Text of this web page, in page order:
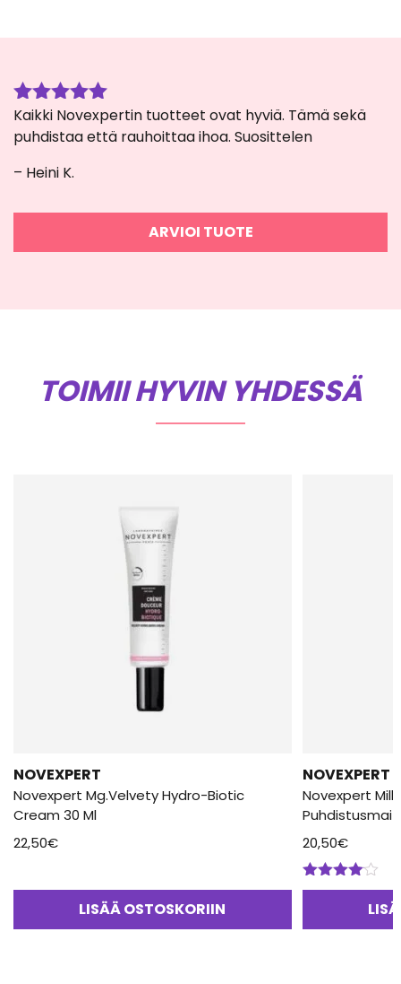
Arvostelu
tuotteesta:
Kaikki Novexpertin tuotteet ovat hyviä. Tämä sekä
puhdistaa että rauhoittaa ihoa. Suosittelen
– Heini K.
ARVIOI TUOTE
TOIMII HYVIN YHDESSÄ
NOVEXPERT
Novexpert Mg.Velvety Hydro-Biotic
Cream 30 Ml
22,50€
LISÄÄ OSTOSKORIIN
NOVEXPERT
Novexpert
20,50€
Arvostelu